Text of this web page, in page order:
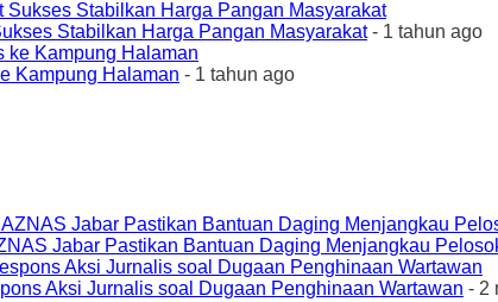
Stabilkan Harga Pangan Masyarakat- 1 tahun ago
Kampung Halaman - 1 tahun ago
Jabar Pastikan Bantuan Daging Menjangkau
Aksi Jurnalis soal Dugaan Penghinaan Wartawan - 2